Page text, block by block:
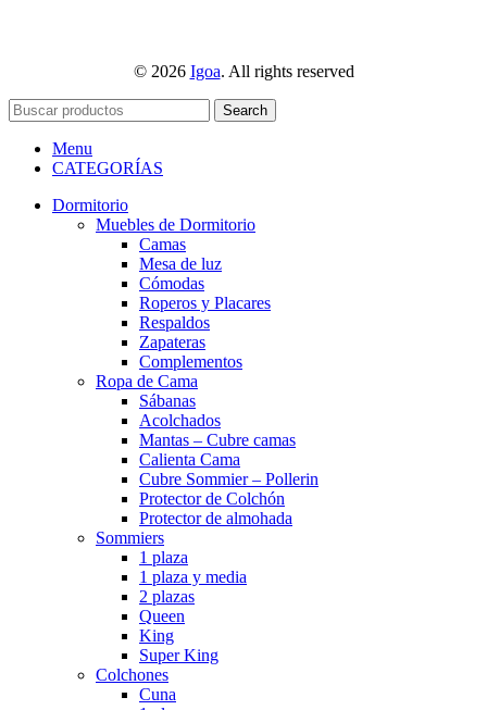
© 2026 Igoa. All rights reserved
Search
Menu
CATEGORÍAS
Dormitorio
Muebles de Dormitorio
Camas
Mesa de luz
Cómodas
Roperos y Placares
Respaldos
Zapateras
Complementos
Ropa de Cama
Sábanas
Acolchados
Mantas – Cubre camas
Calienta Cama
Cubre Sommier – Pollerin
Protector de Colchón
Protector de almohada
Sommiers
1 plaza
1 plaza y media
2 plazas
Queen
King
Super King
Colchones
Cuna